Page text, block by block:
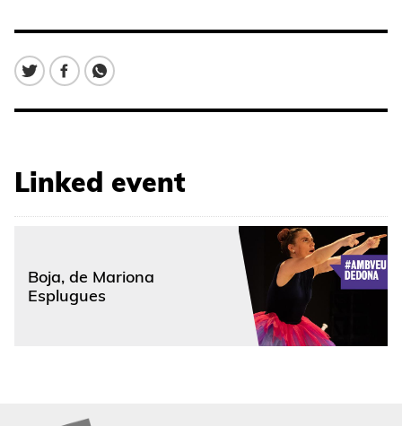
Linked event
Boja, de Mariona
Esplugues